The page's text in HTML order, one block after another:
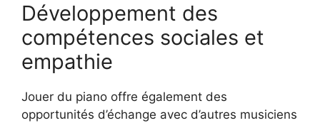
Développement des
compétences sociales et
empathie
Jouer du piano offre également des
opportunités d’échange avec d’autres musiciens